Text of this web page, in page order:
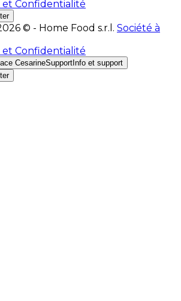
et Confidentialité
© - Home Food s.r.l. Société à
et Confidentialité
CesarineSupport Info et support